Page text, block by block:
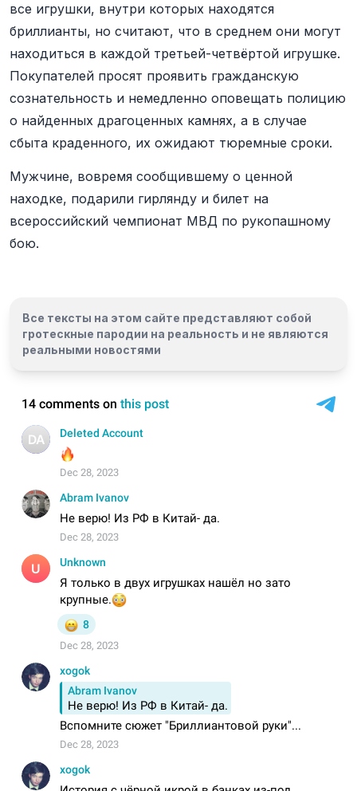
все игрушки, внутри которых находятся
бриллианты, но считают, что в среднем они могут
находиться в каждой третьей-четвёртой игрушке.
Покупателей просят проявить гражданскую
сознательность и немедленно оповещать полицию
о найденных драгоценных камнях, а в случае
сбыта краденного, их ожидают тюремные сроки.
Мужчине, вовремя сообщившему о ценной
находке, подарили гирлянду и билет на
всероссийский чемпионат МВД по рукопашному
бою.
Все тексты на этом сайте представляют собой
гротескные пародии на реальность и не являются
реальными новостями